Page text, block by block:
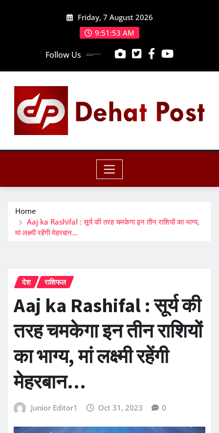
Friday, 7 August 2026
9:51:54 AM
Follow Us
Home
Aaj ka Rashifal : सूर्य की तरह चमकेगा इन तीन राशियों का भाग्य,
मां लक्ष्मी रहेंगी मेहरबान…
देश राशिफल
Aaj ka Rashifal : सूर्य की
तरह चमकेगा इन तीन राशियों
का भाग्य, मां लक्ष्मी रहेंगी
मेहरबान…
Junior Editor1 Oct 31, 2023 0